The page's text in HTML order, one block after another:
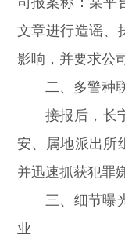
文章进行造谣、
影响，并要求公
二、多警种
接报后，长
安、属地派出所
并迅速抓获犯罪
三、细节曝
业